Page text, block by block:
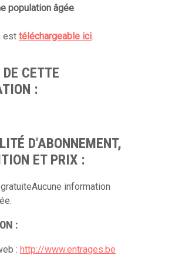
population âgée.
est téléchargeable ici.
CETTE
:
D'ABONNEMENT,
ET PRIX :
information
:
: http://www.entrages.be